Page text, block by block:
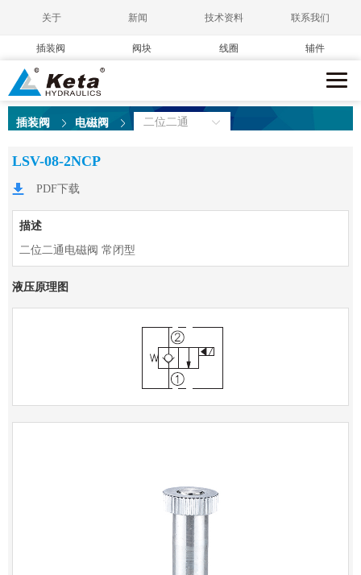
关于 新闻 技术资料 联系我们
插装阀 阀块 线圈 辅件
插装阀 电磁阀 二位二通
LSV-08-2NCP
PDF下载
描述
二位二通电磁阀 常闭型
液压原理图